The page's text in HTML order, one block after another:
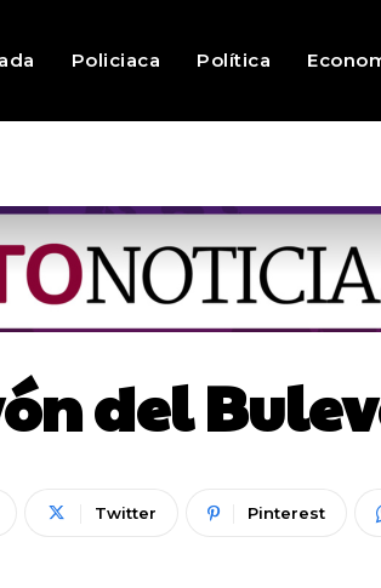
Policiaca Política
del
Twitter Pinterest